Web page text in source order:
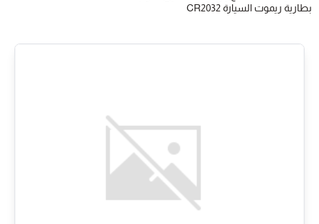
بطارية ريموت السيارة CR2032